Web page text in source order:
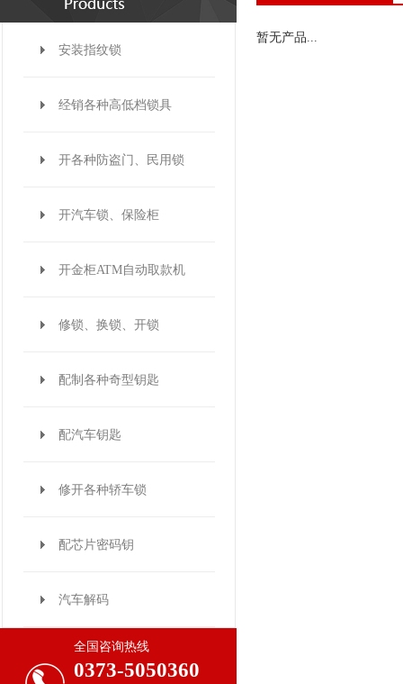
安装指纹锁
经销各种高低档锁具
开各种防盗门、民用锁
开汽车锁、保险柜
开金柜ATM自动取款机
修锁、换锁、开锁
配制各种奇型钥匙
配汽车钥匙
修开各种轿车锁
配芯片密码钥
汽车解码
全国咨询热线
0373-5050360
暂无产品...